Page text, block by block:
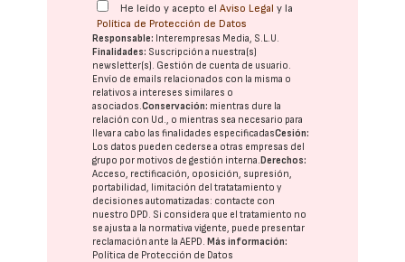
He leído y acepto elAviso Legal y la
Política de Protección de Datos
Responsable: Interempresas Media, S.L.U.
Finalidades: Suscripción a nuestra(s)
newsletter(s). Gestión de cuenta de usuario.
Envío de emails relacionados con la misma o
relativos a intereses similares o
asociados.Conservación: mientras dure la
relación con Ud., o mientras sea necesario para
llevar a cabo las finalidades especificadasCesión:
Los datos pueden cederse a otras empresas del
grupo por motivos de gestión interna.Derechos:
Acceso, rectificación, oposición, supresión,
portabilidad, limitación del tratatamiento y
decisiones automatizadas: contacte con
nuestro DPD. Si considera que el tratamiento no
se ajusta a la normativa vigente, puede presentar
reclamación ante laAEPD.Más información:
Política de Protección de Datos